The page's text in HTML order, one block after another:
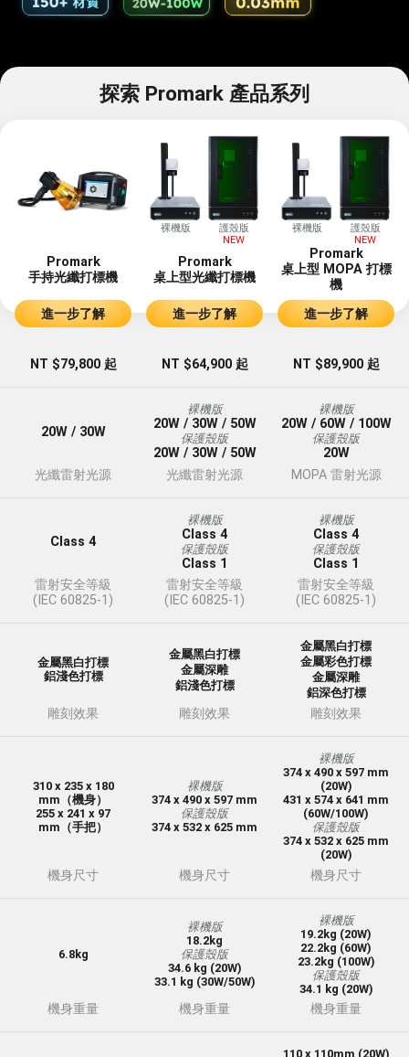
探索 Promark 產品系列
裸機版
護殼版
NEW
裸機版
護殼版
NEW
Promark
手持光纖打標機
Promark
桌上型光纖打標機
Promark
桌上型 MOPA 打標
機
進一步了解 進一步了解 進一步了解
NT $79,800 起 NT $64,900 起 NT $89,900 起
20W / 30W
裸機版
20W / 30W / 50W
保護殼版
20W / 30W / 50W
裸機版
20W / 60W / 100W
保護殼版
20W
光纖雷射光源
光纖雷射光源 MOPA 雷射光源
Class 4
裸機版
Class 4
保護殼版
Class 1
裸機版
Class 4
保護殼版
Class 1
雷射安全等級
(IEC 60825-1)
雷射安全等級
(IEC 60825-1)
雷射安全等級
(IEC 60825-1)
金屬黑白打標
鋁淺色打標
金屬黑白打標
金屬深雕
鋁淺色打標
金屬黑白打標
金屬彩色打標
金屬深雕
鋁深色打標
雕刻效果 雕刻效果 雕刻效果
310 x 235 x 180
mm（機身）
255 x 241 x 97
mm（手把）
裸機版
374 x 490 x 597 mm
保護殼版
374 x 532 x 625 mm
裸機版
374 x 490 x 597 mm
(20W)
431 x 574 x 641 mm
(60W/100W)
保護殼版
374 x 532 x 625 mm
(20W)
機身尺寸 機身尺寸 機身尺寸
6.8kg
裸機版
18.2kg
保護殼版
34.6 kg (20W)
33.1 kg (30W/50W)
裸機版
19.2kg (20W)
22.2kg (60W)
23.2kg (100W)
保護殼版
34.1 kg (20W)
機身重量 機身重量 機身重量
110 x 110mm (20W)